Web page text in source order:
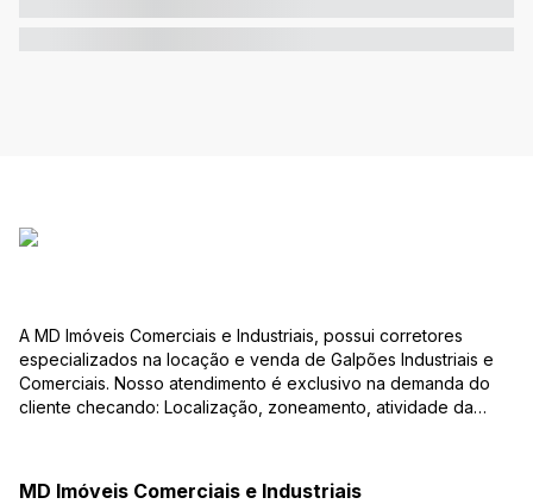
A MD Imóveis Comerciais e Industriais, possui corretores
especializados na locação e venda de Galpões Industriais e
Comerciais. Nosso atendimento é exclusivo na demanda do
cliente checando: Localização, zoneamento, atividade da
atender de verdade a sua necessidade!
MD Imóveis Comerciais e Industriais